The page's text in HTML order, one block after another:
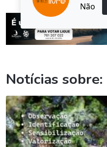
Não
Notícias sobre: